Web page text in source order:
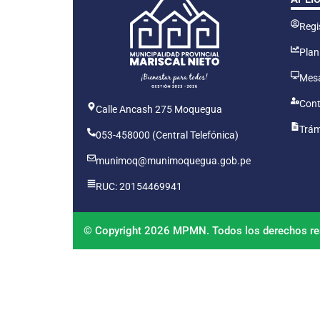
Calle Ancash 275 Moquegua
053-458000 (Central Telefónica)
munimoq@munimoquegua.gob.pe
RUC: 20154469941
© Copyright 2026 MPMN. Todos los derechos